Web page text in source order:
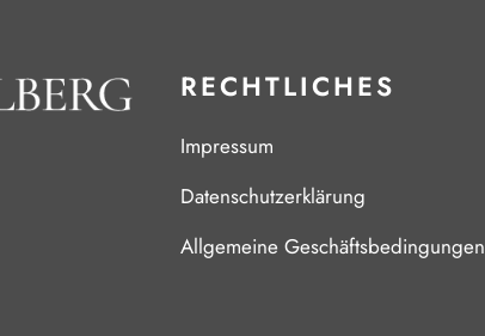
RECHTLICHES
Impressum
Datenschutzerklärung
Allgemeine Geschäftsbedingungen